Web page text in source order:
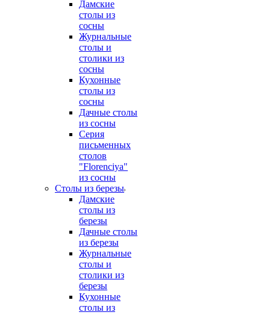
Дамские
столы из
сосны
Журнальные
столы и
столики из
сосны
Кухонные
столы из
сосны
Дачные столы
из сосны
Серия
письменных
столов
"Florenciya"
из сосны
Столы из березы
Дамские
столы из
березы
Дачные столы
из березы
Журнальные
столы и
столики из
березы
Кухонные
столы из